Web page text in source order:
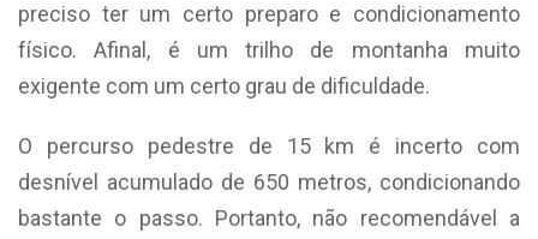
preciso ter um certo preparo e condicionamento
físico. Afinal, é um trilho de montanha muito
exigente com um certo grau de dificuldade.
O percurso pedestre de 15 km é incerto com
desnível acumulado de 650 metros, condicionando
bastante o passo. Portanto, não recomendável a